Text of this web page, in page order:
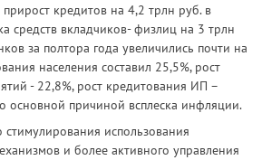
кредитов на 4,2 трлн руб. в
средств вкладчиков- физлиц на 3 трлн
за полтора года увеличились почти на
населения составил 25,5%, рост
- 22,8%, рост кредитования ИП –
основной причиной всплеска инфляции.
стимулирования использования
и более активного управления